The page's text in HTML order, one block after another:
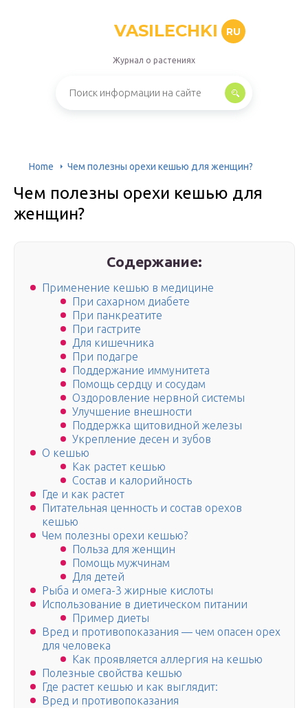
VASILECHKI RU
Журнал о растениях
Home Чем полезны орехи кешью для женщин?
Чем полезны орехи кешью для
женщин?
Содержание:
Применение кешью в медицине
При сахарном диабете
При панкреатите
При гастрите
Для кишечника
При подагре
Поддержание иммунитета
Помощь сердцу и сосудам
Оздоровление нервной системы
Улучшение внешности
Поддержка щитовидной железы
Укрепление десен и зубов
О кешью
Как растет кешью
Состав и калорийность
Где и как растет
Питательная ценность и состав орехов
кешью
Чем полезны орехи кешью?
Польза для женщин
Помощь мужчинам
Для детей
Рыба и омега-3 жирные кислоты
Использование в диетическом питании
Пример диеты
Вред и противопоказания — чем опасен орех
для человека
Как проявляется аллергия на кешью
Полезные свойства кешью
Где растет кешью и как выглядит:
Вред и противопоказания